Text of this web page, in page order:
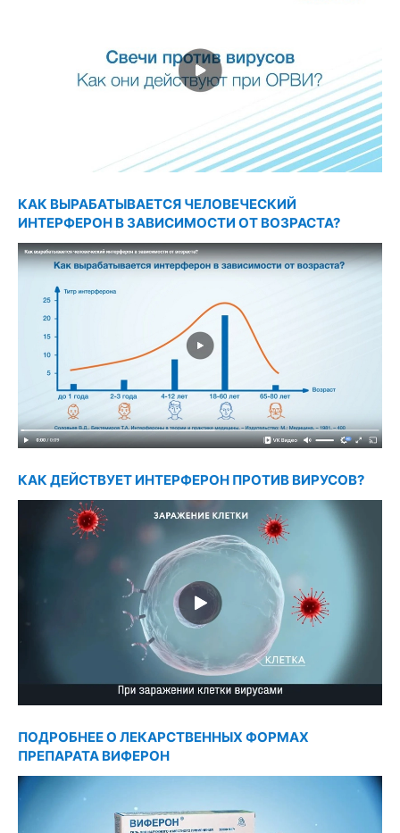
КАК ВЫРАБАТЫВАЕТСЯ ЧЕЛОВЕЧЕСКИЙ
ИНТЕРФЕРОН В ЗАВИСИМОСТИ ОТ ВОЗРАСТА?
КАК ДЕЙСТВУЕТ ИНТЕРФЕРОН ПРОТИВ ВИРУСОВ?
ПОДРОБНЕЕ О ЛЕКАРСТВЕННЫХ ФОРМАХ
ПРЕПАРАТА ВИФЕРОН